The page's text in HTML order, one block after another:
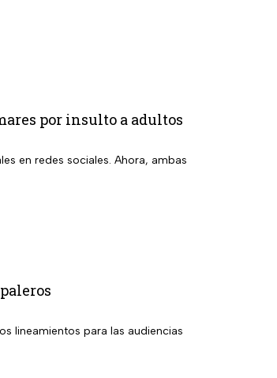
por insulto a adultos
en redes sociales. Ahora, ambas
lineamientos para las audiencias